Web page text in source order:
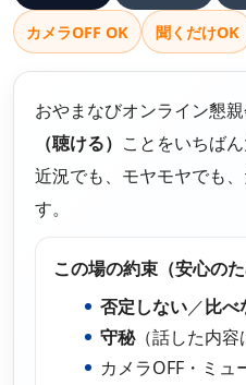
お知らせ
イベント
セミナー
相談会
活動報告
AIあべ不登校相談室
カメラOFF OK 聞くだけOK
おやまなびオンライン懇
（聴ける） ことをいちば
近況でも、モヤモヤでも
す。
この場の約束（安心のた
否定しない／比べ
守秘（話した内容
カメラOFF・ミュ
不登校の子どもが学校に
「なぜ」の位置を変える
不登校に関わる「条件」
ても会話のTPOを忘れな
もっ
【東京都版】不登校のた
ー入試・チャレンジスク
不登校の子どもの新しい
不登校でも合格を目指せ
編】
年度入試で確認したい配
もっ
子どもの不登校を前向き
できる支え方
律？
「なぜ」の位置を変える
る
年間。ここにいれば大丈
もっ